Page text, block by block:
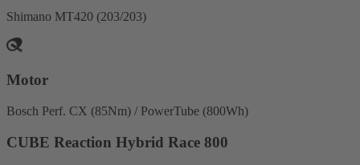
Shimano MT420 (203/203)
Motor
Bosch Perf. CX (85Nm) / PowerTube (800Wh)
CUBE Reaction Hybrid Race 800